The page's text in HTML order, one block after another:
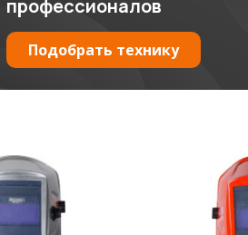
профессионалов
Подобрать технику